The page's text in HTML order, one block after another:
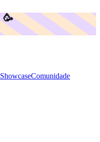
🥳️
ShowcaseComunidade